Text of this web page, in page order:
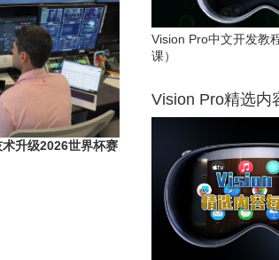
升级2026世界杯赛
Vision Pro中文开发教
课）
Vision Pro精选内